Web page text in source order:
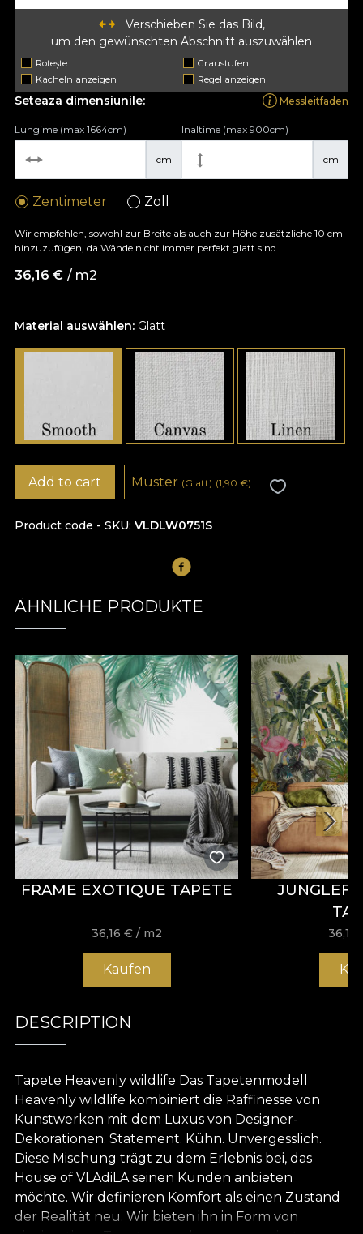
Verschieben Sie das Bild,
um den gewünschten Abschnitt auszuwählen
Rotește
Graustufen
Kacheln anzeigen
Regel anzeigen
Material auswählen: Glatt
Seteaza dimensiunile: Messleitfaden
cm
Lungime (max 1664cm)
cm
Inaltime (max 900cm)
Zentimeter Zoll
Wir empfehlen, sowohl zur Breite als auch zur Höhe zusätzliche 10 cm
hinzuzufügen, da Wände nicht immer perfekt glatt sind.
36,16 € / m2
Product code - SKU VLDLW0751S
Add to cart Muster (Glatt) (1,90 €)
ÄHNLICHE PRODUKTE
FRAME EXOTIQUE TAPETE
36,16 € / m2
Kaufen
36,16
DESCRIPTION
Tapete Heavenly wildlife Das Tapetenmodell
Heavenly wildlife kombiniert die Raffinesse von
Kunstwerken mit dem Luxus von Designer-
Dekorationen. Statement. Kühn. Unvergesslich.
Diese Mischung trägt zu dem Erlebnis bei, das
House of VLAdiLA seinen Kunden anbieten
möchte. Wir definieren Komfort als einen Zustand
der Realität neu. Wir bieten ihn in Form von